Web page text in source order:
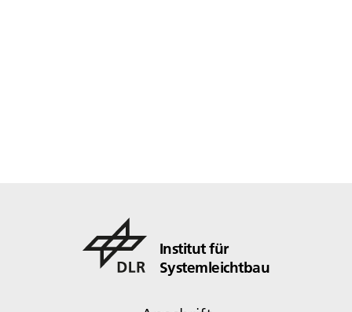
Institut für
Systemleichtbau